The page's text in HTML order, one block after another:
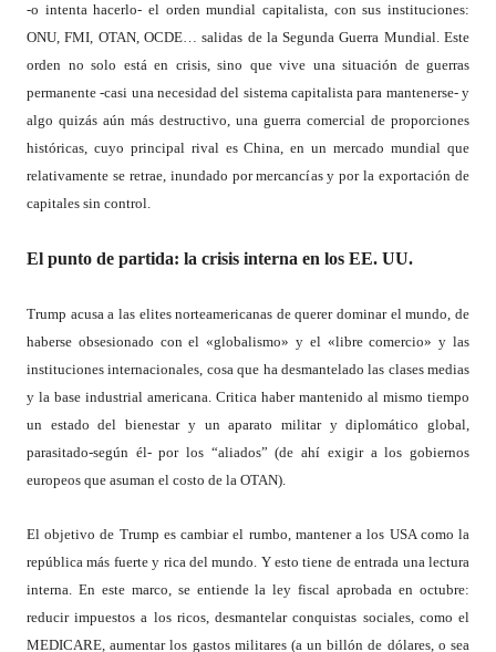
-o intenta hacerlo- el orden mundial capitalista, con sus instituciones:
ONU, FMI, OTAN, OCDE… salidas de la Segunda Guerra Mundial. Este
orden no solo está en crisis, sino que vive una situación de guerras
permanente -casi una necesidad del sistema capitalista para mantenerse- y
algo quizás aún más destructivo, una guerra comercial de proporciones
históricas, cuyo principal rival es China, en un mercado mundial que
relativamente se retrae, inundado por mercancías y por la exportación de
capitales sin control.
El punto de partida: la crisis interna en los EE. UU.
Trump acusa a las elites norteamericanas de querer dominar el mundo, de
haberse obsesionado con el «globalismo» y el «libre comercio» y las
instituciones internacionales, cosa que ha desmantelado las clases medias
y la base industrial americana. Critica haber mantenido al mismo tiempo
un estado del bienestar y un aparato militar y diplomático global,
parasitado-según él- por los “aliados” (de ahí exigir a los gobiernos
europeos que asuman el costo de la OTAN).
El objetivo de Trump es cambiar el rumbo, mantener a los USA como la
república más fuerte y rica del mundo. Y esto tiene de entrada una lectura
interna. En este marco, se entiende la ley fiscal aprobada en octubre:
reducir impuestos a los ricos, desmantelar conquistas sociales, como el
MEDICARE, aumentar los gastos militares (a un billón de dólares, o sea